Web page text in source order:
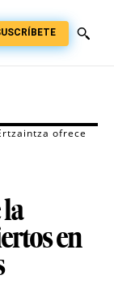
ofrece
en